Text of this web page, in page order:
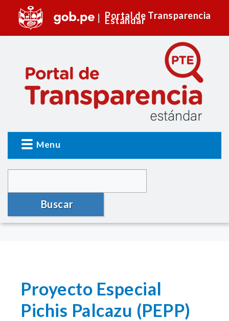
Portal de Transparencia
Estándar
Menu
Buscar
Proyecto Especial
Pichis Palcazu (PEPP)